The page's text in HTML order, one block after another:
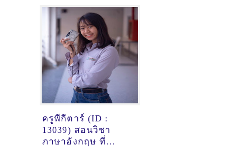
อำเภอเมือง
เชียงใหม่,อ.แม่ริม,เมญ่า
ครูพี่กีตาร์ (ID :
13039) สอนวิชา
ภาษาอังกฤษ ที่